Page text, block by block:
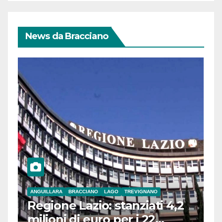
News da Bracciano
ANGUILLARA BRACCIANO LAGO TREVIGNANO
Regione Lazio: stanziati 4,2